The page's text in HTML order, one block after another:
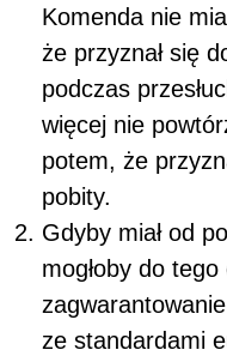
Komenda nie
że przyznał się
podczas
więcej nie
potem, że
pobity.
Gdyby miał od
mogłoby do
ze standardami